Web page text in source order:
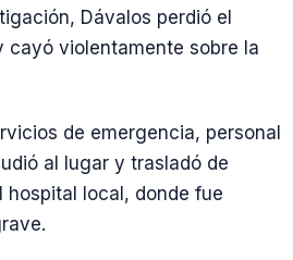
Dávalos perdió el
cayó violentamente sobre la
de emergencia, personal
al lugar y trasladó de
hospital local, donde fue